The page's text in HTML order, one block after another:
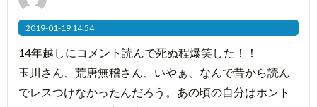
2019-01-19 14:54
14年越しにコメント読んで死ぬ程爆笑した！！
玉川さん、荒唐無稽さん、いやぁ、なんで昔から読ん
でレスつけなかったんだろう。あの頃の自分はホント